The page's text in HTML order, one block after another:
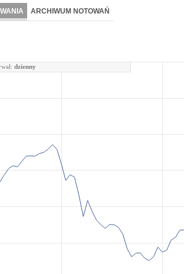
ARCHIWUM NOTOWAŃ
dzienny